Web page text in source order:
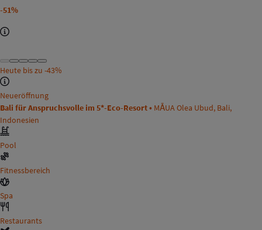
-51%
Heute bis zu -43%
Neueröffnung
Bali für Anspruchsvolle im 5*-Eco-Resort • MĀUA Olea Ubud, Bali,
Indonesien
Pool
Fitnessbereich
Spa
Restaurants